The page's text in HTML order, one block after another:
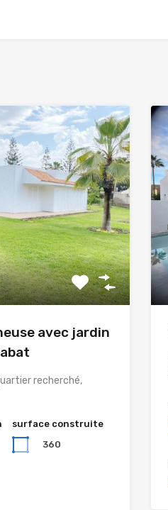
avec jardin
recherché,
surface construite
360